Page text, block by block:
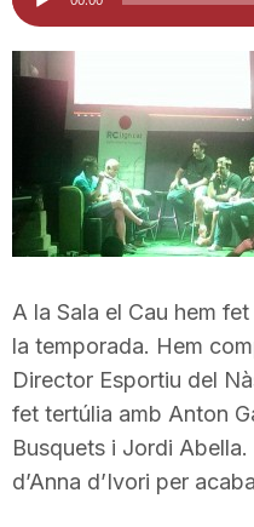
i
u
a
d
e
d'àudio
A la Sala el Cau hem
la temporada. Hem
Director Esportiu del
fet tertúlia amb Anton
Busquets i Jordi
d’Anna d’Ivori per